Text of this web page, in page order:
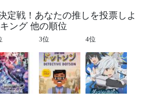
定戦！あなたの推しを投票しよ
ング 他の順位
3位 4位